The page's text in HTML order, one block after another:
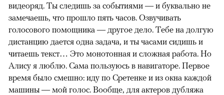
видеоряд. Ты следишь за событиями — и буквально не
замечаешь, что прошло пять часов. Озвучивать
голосового помощника — другое дело. Тебе на долгую
дистанцию дается одна задача, и ты часами сидишь и
читаешь текст… Это монотонная и сложная работа. Но
Алису я люблю. Сама пользуюсь в навигаторе. Первое
время было смешно: иду по Сретенке и из окна каждой
машины — мой голос. Вообще, для актеров дубляжа